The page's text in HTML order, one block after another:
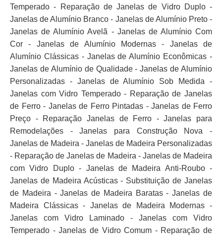
Temperado - Reparação de Janelas de Vidro Duplo -
Janelas de Alumínio Branco - Janelas de Alumínio Preto -
Janelas de Alumínio Avelã - Janelas de Alumínio Com
Cor - Janelas de Alumínio Modernas - Janelas de
Alumínio Clássicas - Janelas de Alumínio Econômicas -
Janelas de Alumínio de Qualidade - Janelas de Alumínio
Personalizadas - Janelas de Alumínio Sob Medida -
Janelas com Vidro Temperado - Reparação de Janelas
de Ferro - Janelas de Ferro Pintadas - Janelas de Ferro
Preço - Reparação Janelas de Ferro - Janelas para
Remodelações - Janelas para Construção Nova -
Janelas de Madeira - Janelas de Madeira Personalizadas
- Reparação de Janelas de Madeira - Janelas de Madeira
com Vidro Duplo - Janelas de Madeira Anti-Roubo -
Janelas de Madeira Acústicas - Substituição de Janelas
de Madeira - Janelas de Madeira Baratas - Janelas de
Madeira Clássicas - Janelas de Madeira Modernas -
Janelas com Vidro Laminado - Janelas com Vidro
Temperado - Janelas de Vidro Comum - Reparação de